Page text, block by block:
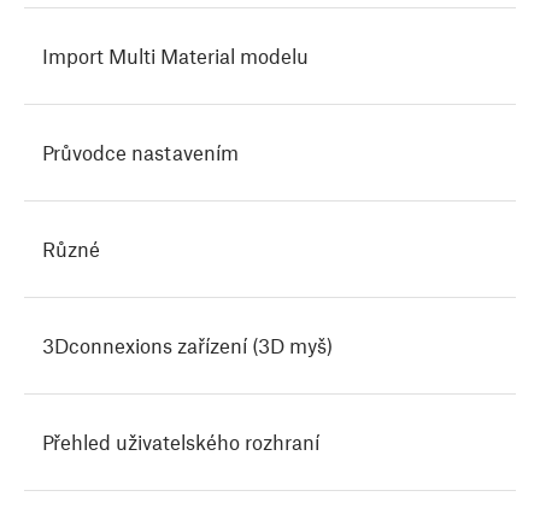
Import Multi Material modelu
Průvodce nastavením
Různé
3Dconnexions zařízení (3D myš)
Přehled uživatelského rozhraní